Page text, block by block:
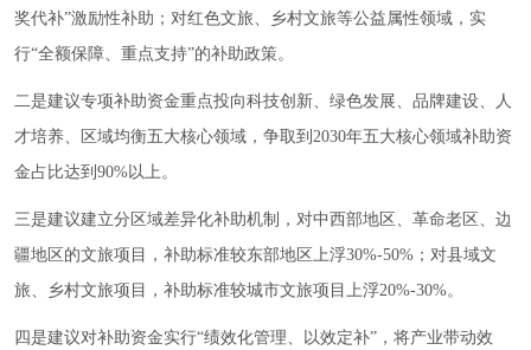
奖代补”激励性补助；对红色文旅、乡村文旅等公益属性领域，实
行“全额保障、重点支持”的补助政策。
二是建议专项补助资金重点投向科技创新、绿色发展、品牌建设、人
才培养、区域均衡五大核心领域，争取到2030年五大核心领域补助资
金占比达到90%以上。
三是建议建立分区域差异化补助机制，对中西部地区、革命老区、边
疆地区的文旅项目，补助标准较东部地区上浮30%-50%；对县域文
旅、乡村文旅项目，补助标准较城市文旅项目上浮20%-30%。
四是建议对补助资金实行“绩效化管理、以效定补”，将产业带动效